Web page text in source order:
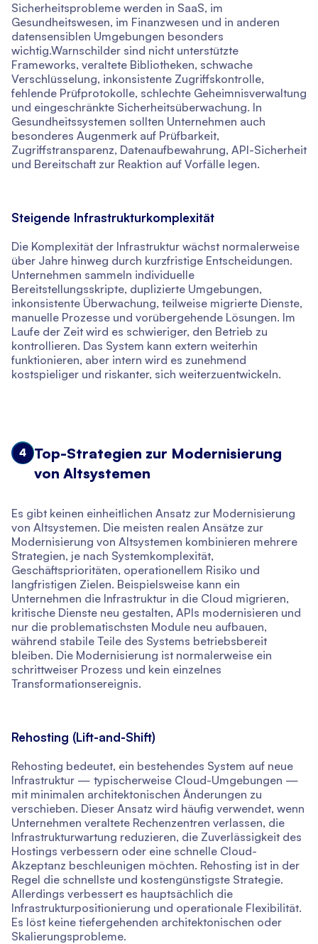
Sicherheitsprobleme werden in SaaS, im
Gesundheitswesen, im Finanzwesen und in anderen
datensensiblen Umgebungen besonders
wichtig.Warnschilder sind nicht unterstützte
Frameworks, veraltete Bibliotheken, schwache
Verschlüsselung, inkonsistente Zugriffskontrolle,
fehlende Prüfprotokolle, schlechte Geheimnisverwaltung
und eingeschränkte Sicherheitsüberwachung. In
Gesundheitssystemen sollten Unternehmen auch
besonderes Augenmerk auf Prüfbarkeit,
Zugriffstransparenz, Datenaufbewahrung, API-Sicherheit
und Bereitschaft zur Reaktion auf Vorfälle legen.
Steigende Infrastrukturkomplexität
Die Komplexität der Infrastruktur wächst normalerweise
über Jahre hinweg durch kurzfristige Entscheidungen.
Unternehmen sammeln individuelle
Bereitstellungsskripte, duplizierte Umgebungen,
inkonsistente Überwachung, teilweise migrierte Dienste,
manuelle Prozesse und vorübergehende Lösungen. Im
Laufe der Zeit wird es schwieriger, den Betrieb zu
kontrollieren. Das System kann extern weiterhin
funktionieren, aber intern wird es zunehmend
kostspieliger und riskanter, sich weiterzuentwickeln.
4
Top-Strategien zur Modernisierung
von Altsystemen
Es gibt keinen einheitlichen Ansatz zur Modernisierung
von Altsystemen. Die meisten realen Ansätze zur
Modernisierung von Altsystemen kombinieren mehrere
Strategien, je nach Systemkomplexität,
Geschäftsprioritäten, operationellem Risiko und
langfristigen Zielen. Beispielsweise kann ein
Unternehmen die Infrastruktur in die Cloud migrieren,
kritische Dienste neu gestalten, APIs modernisieren und
nur die problematischsten Module neu aufbauen,
während stabile Teile des Systems betriebsbereit
bleiben. Die Modernisierung ist normalerweise ein
schrittweiser Prozess und kein einzelnes
Transformationsereignis.
Rehosting (Lift-and-Shift)
Rehosting bedeutet, ein bestehendes System auf neue
Infrastruktur — typischerweise Cloud-Umgebungen —
mit minimalen architektonischen Änderungen zu
verschieben. Dieser Ansatz wird häufig verwendet, wenn
Unternehmen veraltete Rechenzentren verlassen, die
Infrastrukturwartung reduzieren, die Zuverlässigkeit des
Hostings verbessern oder eine schnelle Cloud-
Akzeptanz beschleunigen möchten. Rehosting ist in der
Regel die schnellste und kostengünstigste Strategie.
Allerdings verbessert es hauptsächlich die
Infrastrukturpositionierung und operationale Flexibilität.
Es löst keine tiefergehenden architektonischen oder
Skalierungsprobleme.